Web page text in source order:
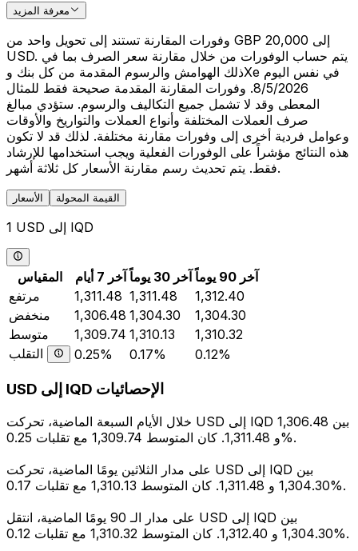
معرفة المزيد
وفورات المقارنة تستند إلى تحويل واحد من GBP 20,000 إلى
USD. يتم حساب الوفورات من خلال مقارنة سعر الصرف بما في
ذلك الهوامش والرسوم المقدمة من كل بنك وXe في نفس اليوم
8/5/2026. وفورات المقارنة المقدمة صحيحة فقط للمثال
المعطى وقد لا تشمل جميع التكاليف والرسوم. ستؤدي مبالغ
صرف العملات المختلفة وأنواع العملات والتواريخ والأوقات
وعوامل فردية أخرى إلى وفورات مقارنة مختلفة. لذلك قد لا تكون
هذه النتائج مؤشراً على الوفورات الفعلية ويجب استخدامها للإرشاد
فقط. يتم تحديث رسم مقارنة الأسعار كل ثلاثة أشهر.
الأسعار القيمة المحولة
1 USD إلى IQD
المقياس آخر 7 أيام آخر 30 يوماً
آخر 90 يوماً
مرتفع
1,311.48 1,311.48
1,312.40
منخفض
1,306.48 1,304.30
1,304.30
متوسط
1,309.74 1,310.13
1,310.32
التقلب
0.25% 0.17% 0.12%
USD إلى IQD الإحصائيات
خلال الأيام السبعة الماضية، تحركت USD إلى IQD بين 1,306.48
و 1,311.48. كان المتوسط 1,309.74 مع تقلبات 0.25%.
على مدار الثلاثين يومًا الماضية، تحركت USD إلى IQD بين
1,304.30 و 1,311.48. كان المتوسط 1,310.13 مع تقلبات 0.17%.
على مدار الـ 90 يومًا الماضية، انتقل USD إلى IQD بين
1,304.30 و 1,312.40. كان المتوسط 1,310.32 مع تقلبات 0.12%.